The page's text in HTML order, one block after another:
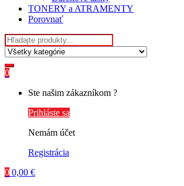
TONERY a ATRAMENTY
Porovnať
Hľadať
0
Ste našim zákazníkom ?
Prihláste sa
Nemám účet
Registrácia
0 0,00 €